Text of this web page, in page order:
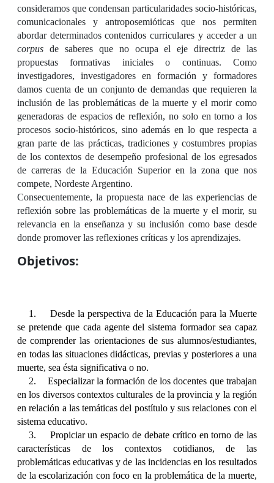
consideramos que condensan particularidades socio-históricas,
comunicacionales y antroposemióticas que nos permiten
abordar determinados contenidos curriculares y acceder a un
corpus de saberes que no ocupa el eje directriz de las
propuestas formativas iniciales o continuas. Como
investigadores, investigadores en formación y formadores
damos cuenta de un conjunto de demandas que requieren la
inclusión de las problemáticas de la muerte y el morir como
generadoras de espacios de reflexión, no solo en torno a los
procesos socio-históricos, sino además en lo que respecta a
gran parte de las prácticas, tradiciones y costumbres propias
de los contextos de desempeño profesional de los egresados
de carreras de la Educación Superior en la zona que nos
compete, Nordeste Argentino.
Consecuentemente, la propuesta nace de las experiencias de
reflexión sobre las problemáticas de la muerte y el morir, su
relevancia en la enseñanza y su inclusión como base desde
donde promover las reflexiones críticas y los aprendizajes.
Objetivos:
1.
Desde la perspectiva de la Educación para la Muerte
se pretende que cada agente del sistema formador sea capaz
de comprender las orientaciones de sus alumnos/estudiantes,
en todas las situaciones didácticas, previas y posteriores a una
muerte, sea ésta significativa o no.
2.
Especializar la formación de los docentes que trabajan
en los diversos contextos culturales de la provincia y la región
en relación a las temáticas del postítulo y sus relaciones con el
sistema educativo.
3.
Propiciar un espacio de debate crítico en torno de las
características de los contextos cotidianos, de las
problemáticas educativas y de las incidencias en los resultados
de la escolarización con foco en la problemática de la muerte,